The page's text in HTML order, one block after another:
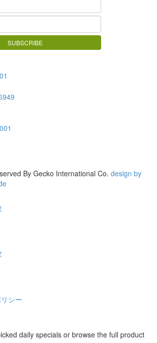
By Gecko International Co. design by
シー
daily specials or browse the full product